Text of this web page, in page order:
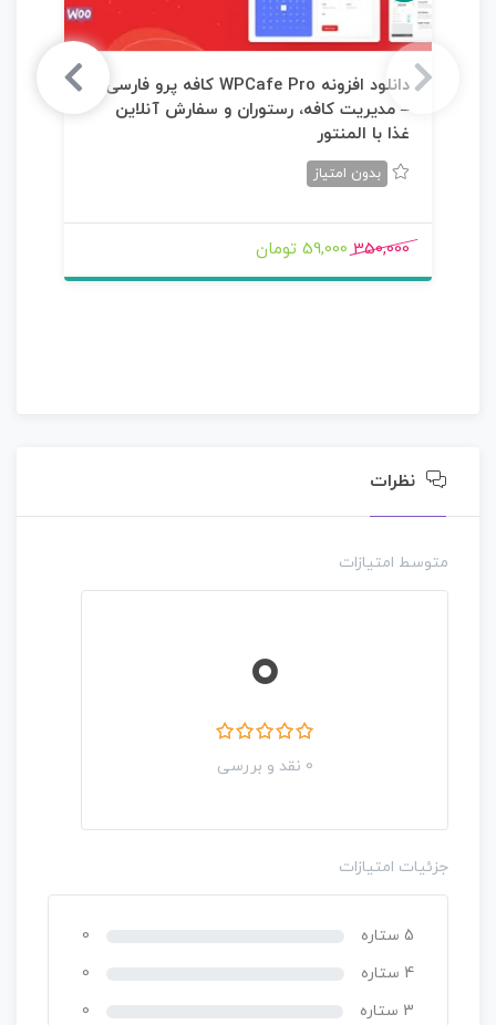
دانلود افزونه WPCafe Pro کافه پرو فارسی
– مدیریت کافه، رستوران و سفارش آنلاین
غذا با المنتور
بدون امتیاز
350,000 59,000 تومان
نظرات
متوسط امتیازات
0
0 نقد و بررسی
جزئیات امتیازات
5 ستاره
0
4 ستاره
0
3 ستاره
0